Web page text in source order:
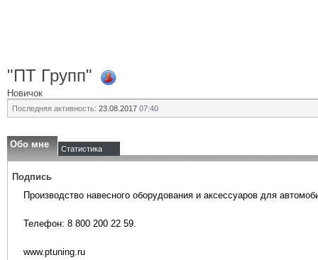
"ПТ Групп"
Новичок
Последняя активность: 23.08.2017 07:40
Обо мне Статистика
Подпись
Производство навесного оборудования и аксессуаров для
Телефон: 8 800 200 22 59.
www.ptuning.ru